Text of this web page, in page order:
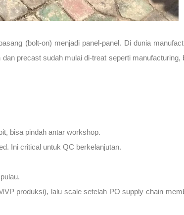
(bolt-on) menjadi panel-panel. Di dunia
precast sudah mulai di-treat seperti manufacturing,
bisa pindah antar workshop.
Ini critical untuk QC berkelanjutan.
produksi), lalu scale setelah PO supply chain